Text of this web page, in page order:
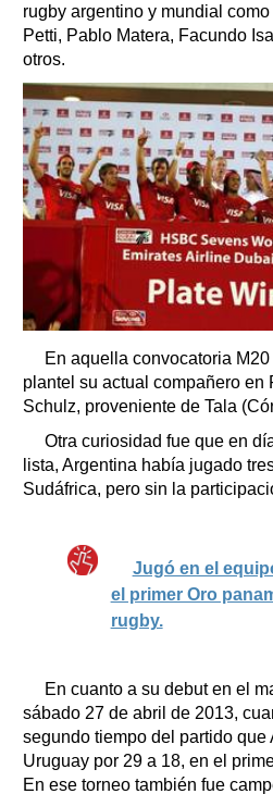
rugby argentino y mundial
Petti, Pablo Matera, Facundo
otros.
En aquella convocatoria
plantel su actual compañero en
Schulz, proveniente de Tala
Otra curiosidad fue que en
lista, Argentina había jugado
Sudáfrica, pero sin la
Jugó en el
el primer Oro
rugby.
En cuanto a su debut en el
sábado 27 de abril de 2013,
segundo tiempo del partido que
Uruguay por 29 a 18, en el
En ese torneo también fue